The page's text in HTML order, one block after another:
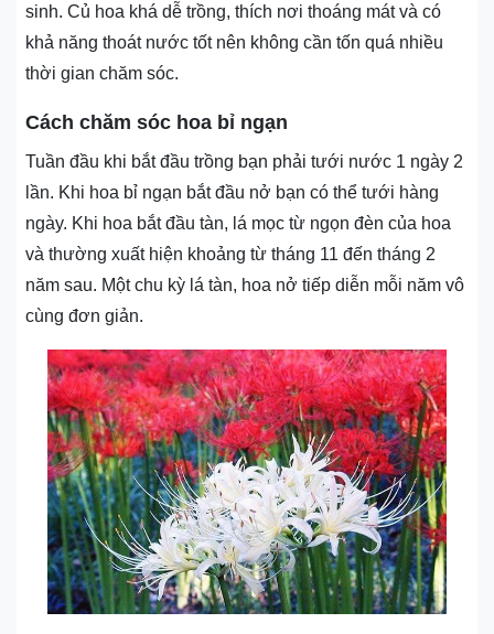
sinh. Củ hoa khá dễ trồng, thích nơi thoáng mát và có
khả năng thoát nước tốt nên không cần tốn quá nhiều
thời gian chăm sóc.
Cách chăm sóc hoa bỉ ngạn
Tuần đầu khi bắt đầu trồng bạn phải tưới nước 1 ngày 2
lần. Khi hoa bỉ ngạn bắt đầu nở bạn có thể tưới hàng
ngày. Khi hoa bắt đầu tàn, lá mọc từ ngọn đèn của hoa
và thường xuất hiện khoảng từ tháng 11 đến tháng 2
năm sau. Một chu kỳ lá tàn, hoa nở tiếp diễn mỗi năm vô
cùng đơn giản.